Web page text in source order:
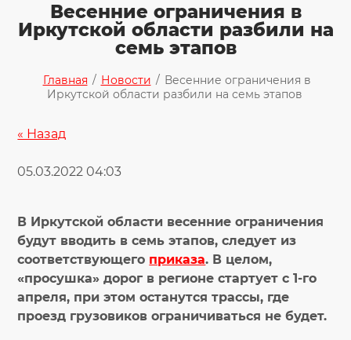
Весенние ограничения в
Иркутской области разбили на
семь этапов
Главная / Новости / Весенние ограничения в
Иркутской области разбили на семь этапов
« Назад
05.03.2022 04:03
В Иркутской области весенние ограничения
будут вводить в семь этапов, следует из
соответствующего приказа. В целом,
«просушка» дорог в регионе стартует с 1-го
апреля, при этом останутся трассы, где
проезд грузовиков ограничиваться не будет.